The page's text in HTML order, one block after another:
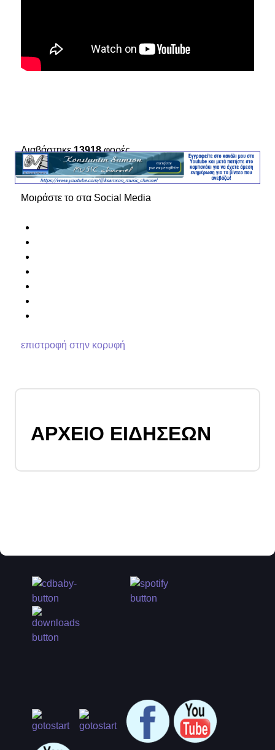
Διαβάστηκε13918φορές
Μοιράστε το στα Social Media
επιστροφή στην κορυφή
ΑΡΧΕΙΟ ΕΙΔΗΣΕΩΝ